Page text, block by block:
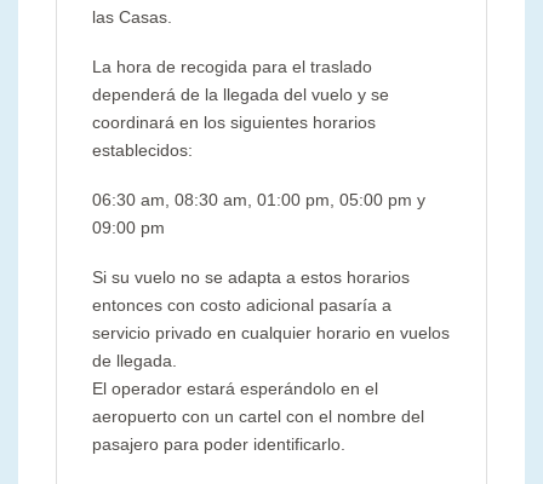
las Casas.
La hora de recogida para el traslado
dependerá de la llegada del vuelo y se
coordinará en los siguientes horarios
establecidos:
06:30 am, 08:30 am, 01:00 pm, 05:00 pm y
09:00 pm
Si su vuelo no se adapta a estos horarios
entonces con costo adicional pasaría a
servicio privado en cualquier horario en vuelos
de llegada.
El operador estará esperándolo en el
aeropuerto con un cartel con el nombre del
pasajero para poder identificarlo.